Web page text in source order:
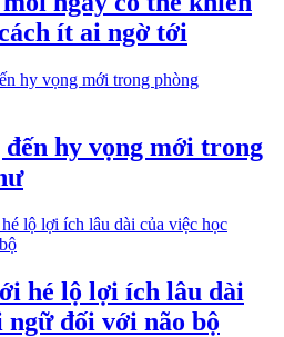
ít ai ngờ tới
đến hy vọng mới trong
hé lộ lợi ích lâu dài
ngữ đối với não bộ